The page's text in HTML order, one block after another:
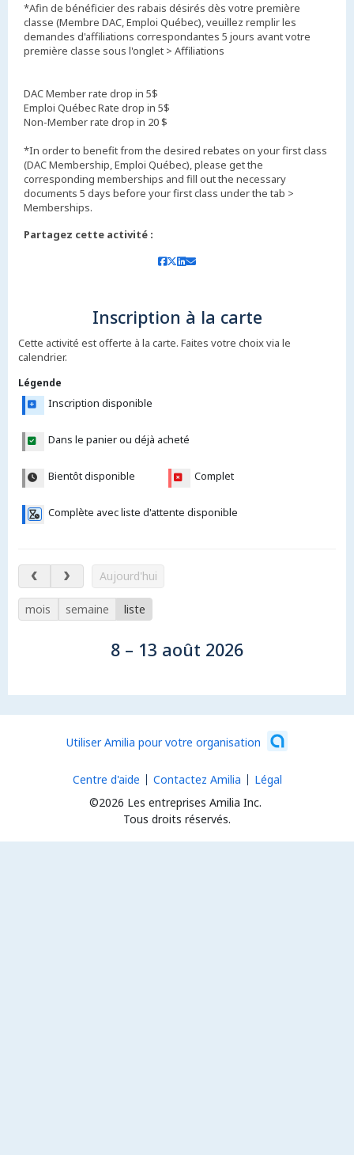
*Afin de bénéficier des rabais désirés dès votre première
classe (Membre DAC, Emploi Québec), veuillez remplir les
demandes d'affiliations correspondantes 5 jours avant votre
première classe sous l'onglet > Affiliations
DAC Member rate drop in 5$
Emploi Québec Rate drop in 5$
Non-Member rate drop in 20 $
*In order to benefit from the desired rebates on your first class
(DAC Membership, Emploi Québec), please get the
corresponding memberships and fill out the necessary
documents 5 days before your first class under the tab >
Partagez cette activité :
Inscription à la carte
Cette activité est offerte à la carte. Faites votre choix via le
calendrier.
Légende
Inscription disponible
Dans le panier ou déjà acheté
Bientôt disponible Complet
Complète avec liste d'attente disponible
8 – 13 août 2026
Aujourd'hui
mois semaine liste
8 – 13 août 2026
Utiliser Amilia pour votre organisation
©2026 Les entreprises Amilia Inc.
Tous droits réservés.
Centre d'aide Contactez Amilia Légal